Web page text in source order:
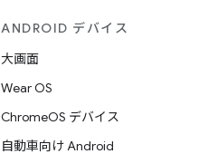
ANDROID デバイス
大画面
Wear OS
ChromeOS デバイス
自動車向け Android